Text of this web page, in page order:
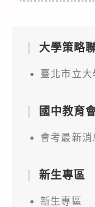
大學策略
臺北市立大
國中教育
會考最新消
新生專區
新生專區